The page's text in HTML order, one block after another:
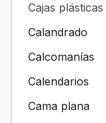
Cajas plásticas
Calandrado
Calcomanías
Calendarios
Cama plana